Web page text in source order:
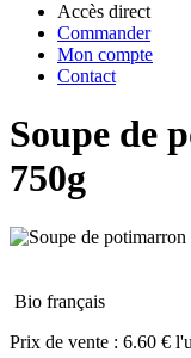
Accès direct
Commander
Mon compte
Contact
Soupe de
750g
Bio français
Prix de vente : 6.60 €